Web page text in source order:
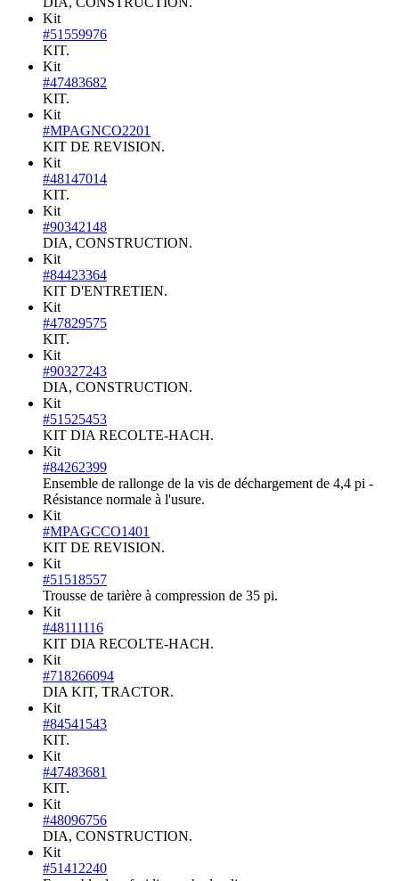
Kit
#51559976
KIT.
Kit
#47483682
KIT.
Kit
#MPAGNCO2201
KIT DE REVISION.
Kit
#48147014
KIT.
Kit
#90342148
DIA, CONSTRUCTION.
Kit
#84423364
KIT D'ENTRETIEN.
Kit
#47829575
KIT.
Kit
#90327243
DIA, CONSTRUCTION.
Kit
#51525453
KIT DIA RECOLTE-HACH.
Kit
#84262399
Ensemble de rallonge de la vis de déchargement de 4,4 pi -
Résistance normale à l'usure.
Kit
#MPAGCCO1401
KIT DE REVISION.
Kit
#51518557
Trousse de tarière à compression de 35 pi.
Kit
#48111116
KIT DIA RECOLTE-HACH.
Kit
#718266094
DIA KIT, TRACTOR.
Kit
#84541543
KIT.
Kit
#47483681
KIT.
Kit
#48096756
DIA, CONSTRUCTION.
Kit
#51412240